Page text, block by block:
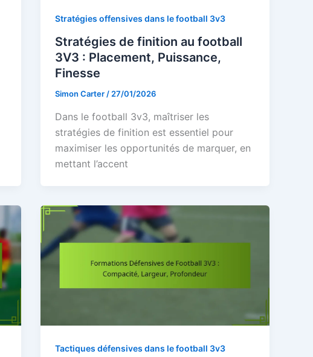
Stratégies offensives dans le football 3v3
Stratégies de finition au football
3V3 : Placement, Puissance,
Finesse
Simon Carter / 27/01/2026
Dans le football 3v3, maîtriser les
stratégies de finition est essentiel pour
maximiser les opportunités de marquer, en
mettant l’accent
Tactiques défensives dans le football 3v3